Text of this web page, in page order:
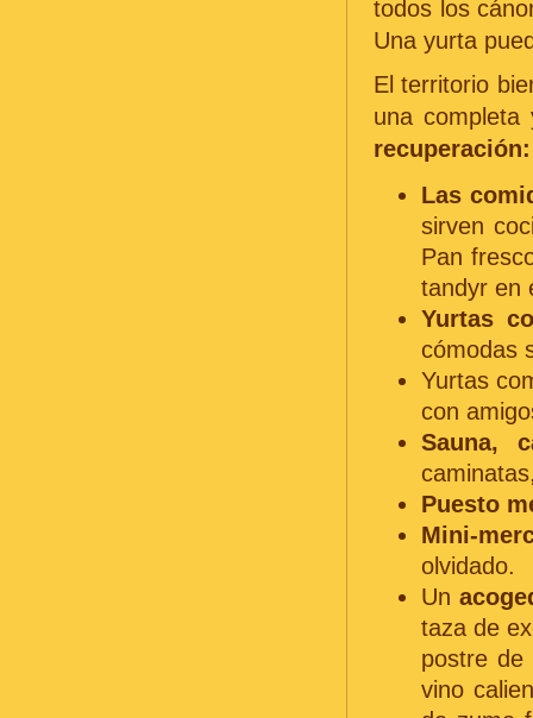
todos los
Una yurta
El territorio
una
recuperación:
Las
sirven
Pan
tandyr en
Yurtas
cómodas
Yurtas
con
Sauna,
Puesto
Mini-
olvidado.
Un
taza de
postre de
vino